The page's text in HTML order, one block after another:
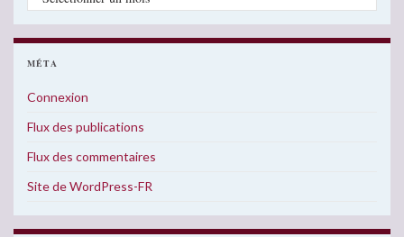
MÉTA
Connexion
Flux des publications
Flux des commentaires
Site de WordPress-FR